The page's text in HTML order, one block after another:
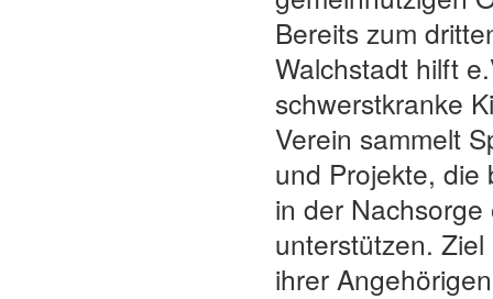
Bereits zum
Walchstadt hilft
schwerstkranke
Verein sammelt
und Projekte, die
in der
unterstützen.
ihrer